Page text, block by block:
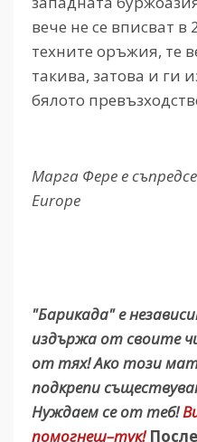
вече не се вписват в
техните оръжия, те
такива, затова и ги
бялото
Марга Фере е
Europe
"Барикада" е
издържа от своите
от тях! Ако този
подкрепи
Нуждаем се от теб!
помогнеш–тук!